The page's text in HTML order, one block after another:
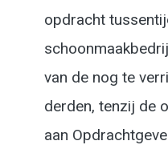
opdracht
van de nog te
derden, tenzij de
aan